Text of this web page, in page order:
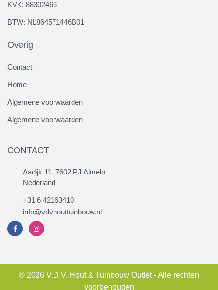
KVK: 88302466
BTW: NL864571446B01
Overig
Contact
Home
Algemene voorwaarden
Algemene voorwaarden
CONTACT
Aadijk 11, 7602 PJ Almelo
Nederland
+31 6 42163410
info@vdvhouttuinbouw.nl
© 2026 V.D.V. Hout & Tuinbouw Outlet - Alle rechten
voorbehouden